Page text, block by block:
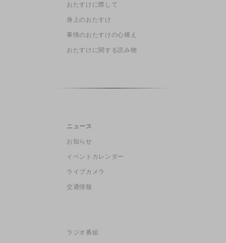
おたすけに際して
身上のおたすけ
事情のおたすけの心構え
おたすけに関する読み物
ニュース
お知らせ
イベントカレンダー
ライブカメラ
交通情報
ラジオ番組